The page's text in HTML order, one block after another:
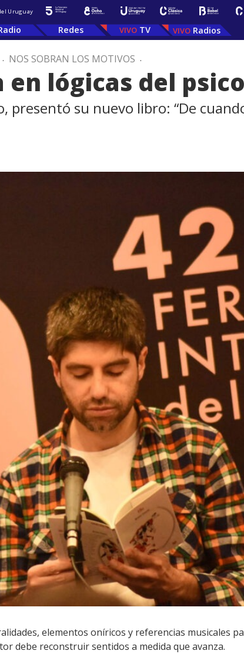
Uruguay
Redes TV Radios
. NOS SOBRAN LOS MOTIVOS .
lógicas del
presentó su nuevo libro: “De
elementos oníricos y referencias musicales
debe reconstruir sentidos a medida que avanza.